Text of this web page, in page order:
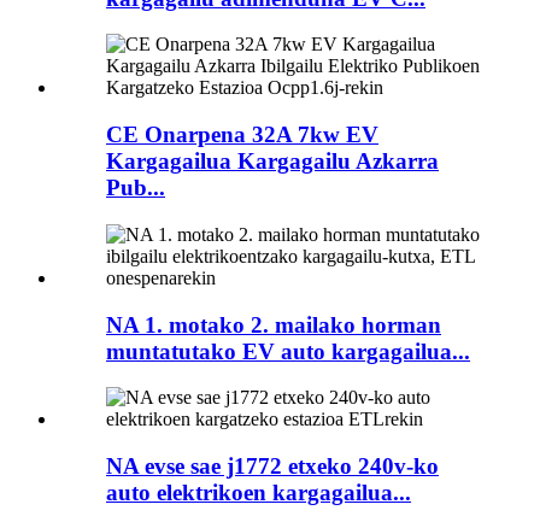
CE Onarpena 32A 7kw EV
Kargagailua Kargagailu Azkarra
Pub...
NA 1. motako 2. mailako horman
muntatutako EV auto kargagailua...
NA evse sae j1772 etxeko 240v-ko
auto elektrikoen kargagailua...